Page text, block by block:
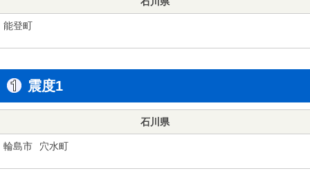
能登町
震度1
石川県
輪島市 穴水町